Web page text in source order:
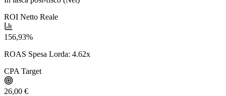
ROI Netto Reale
156,93%
ROAS Spesa Lorda: 4.62x
CPA Target
26,00 €